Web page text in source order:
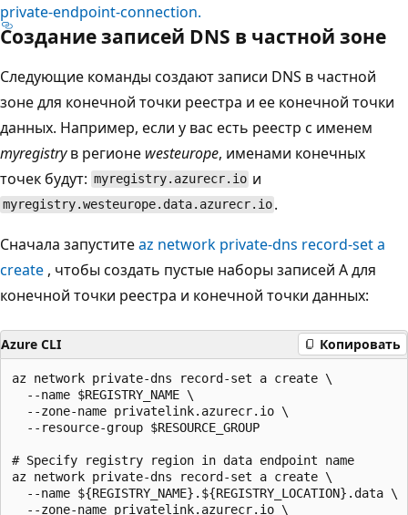
private-endpoint-connection.
Создание записей DNS в частной зоне
Следующие команды создают записи DNS в частной
зоне для конечной точки реестра и ее конечной точки
данных. Например, если у вас есть реестр с именем
myregistryв регионе westeurope, именами конечных
точек будут: myregistry.azurecr.io и
myregistry.westeurope.data.azurecr.io .
Сначала запуститеaz network private-dns record-set a
create , чтобы создать пустые наборы записей A для
конечной точки реестра и конечной точки данных:
Azure CLI Копировать
az network private-dns record-set a create \
  --name $REGISTRY_NAME \
  --zone-name privatelink.azurecr.io \
  --resource-group $RESOURCE_GROUP
# Specify registry region in data endpoint name
az network private-dns record-set a create \
  --name ${REGISTRY_NAME}.${REGISTRY_LOCATION}.data \
  --zone-name privatelink.azurecr.io \